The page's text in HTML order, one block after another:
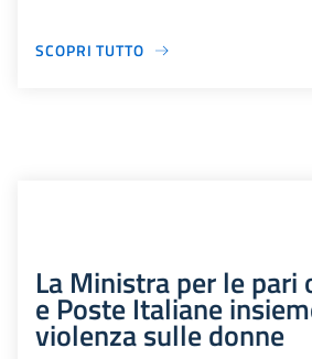
SCOPRI TUTTO
La Ministra per le
e Poste Italiane
violenza sulle donne